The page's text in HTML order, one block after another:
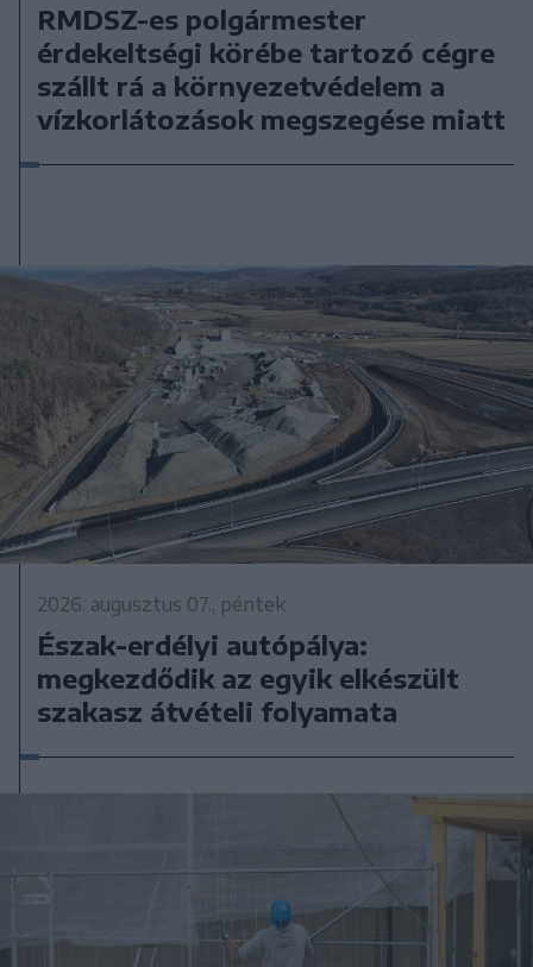
RMDSZ-es polgármester
érdekeltségi körébe tartozó cégre
szállt rá a környezetvédelem a
vízkorlátozások megszegése miatt
2026. augusztus 07., péntek
Észak-erdélyi autópálya:
megkezdődik az egyik elkészült
szakasz átvételi folyamata